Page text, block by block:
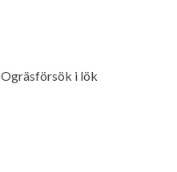
Ogräsförsök i lök